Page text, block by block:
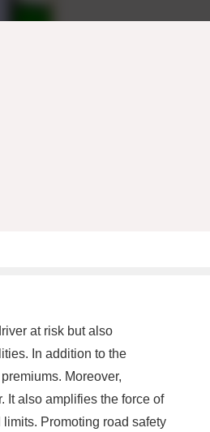
at risk but also
In addition to the
Moreover,
It also amplifies the force of
Promoting road safety